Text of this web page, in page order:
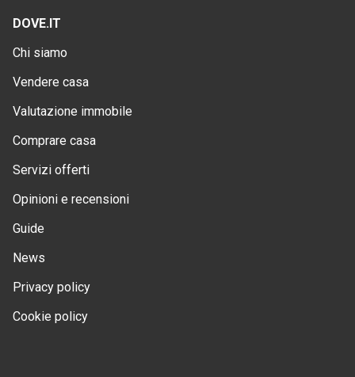
DOVE.IT
Chi siamo
Vendere casa
Valutazione immobile
Comprare casa
Servizi offerti
Opinioni e recensioni
Guide
News
Privacy policy
Cookie policy